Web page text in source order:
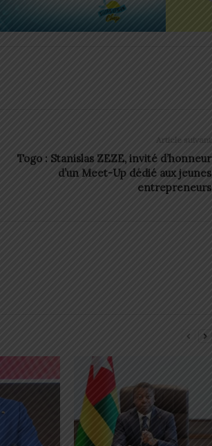
Article suivant
Togo : Stanislas ZEZE, invité d’honneur
d’un Meet-Up dédié aux jeunes
entrepreneurs